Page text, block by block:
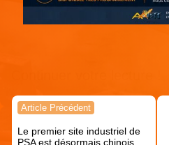
Navigation
l’article
Article Précédent
Le premier site industriel de
PSA est désormais chinois